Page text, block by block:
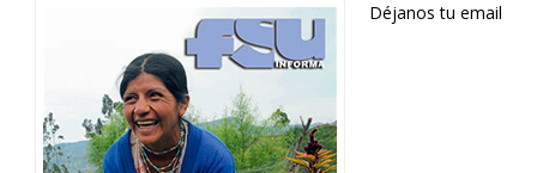
Déjanos tu email